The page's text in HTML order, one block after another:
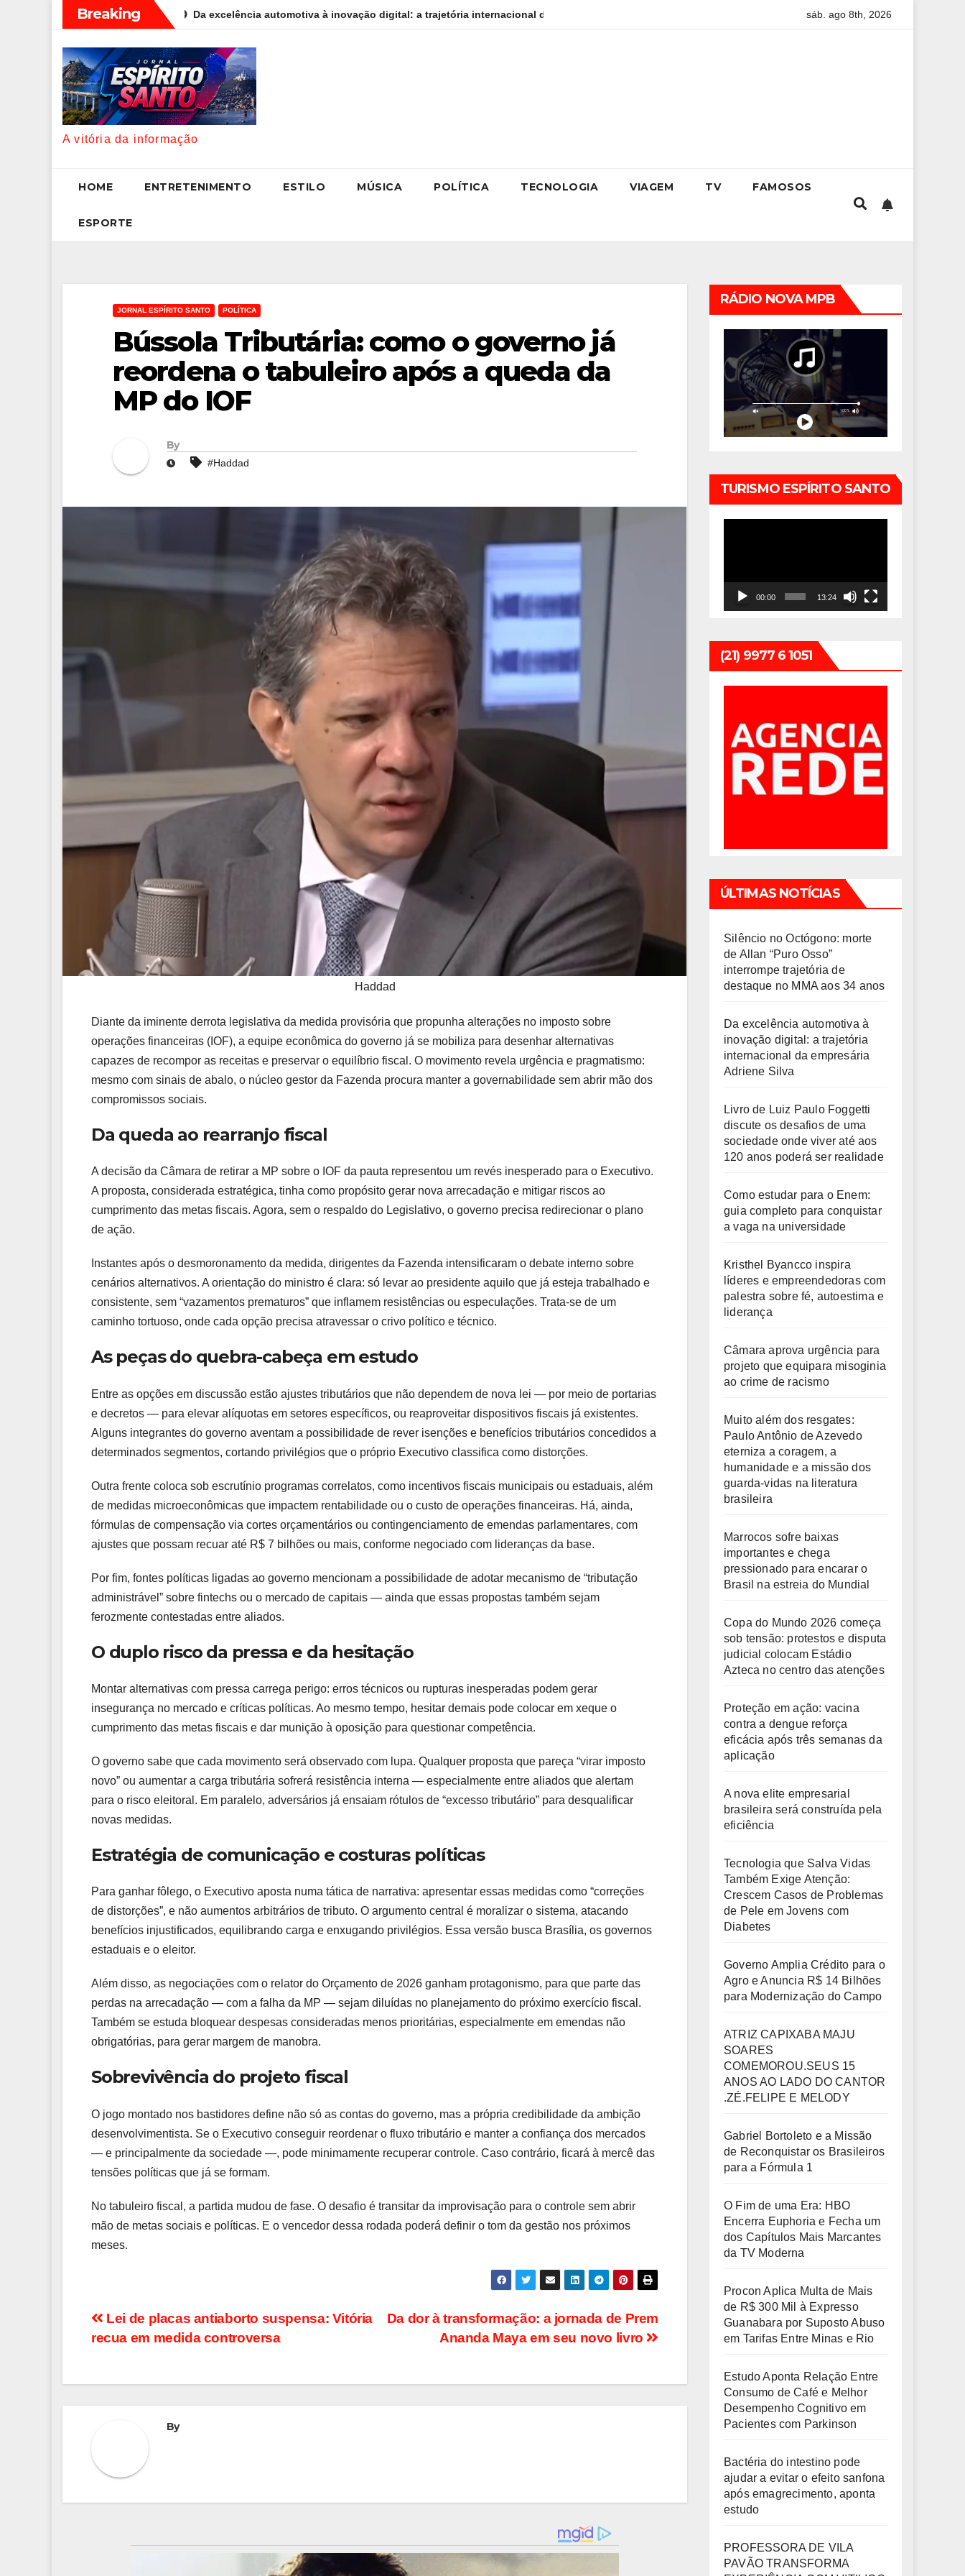
BreakingDa excelência automotiva à inovação digital: a trajetória internacional da empresária Adriene Silva Livro de Luiz Paulo Foggetti discute os desafios de uma sociedade
sáb. ago 8th, 2026
A vitória da informação
HOME ENTRETENIMENTO ESTILO MÚSICA POLÍTICA TECNOLOGIA VIAGEM TV FAMOSOS
ESPORTE
JORNAL ESPÍRITO SANTO POLÍTICA
Bússola Tributária: como o governo já
reordena o tabuleiro após a queda da
MP do IOF
By
#Haddad
Haddad
Diante da iminente derrota legislativa da medida provisória que propunha alterações no imposto sobre
operações financeiras (IOF), a equipe econômica do governo já se mobiliza para desenhar alternativas
capazes de recompor as receitas e preservar o equilíbrio fiscal. O movimento revela urgência e pragmatismo:
mesmo com sinais de abalo, o núcleo gestor da Fazenda procura manter a governabilidade sem abrir mão dos
compromissos sociais.
Da queda ao rearranjo fiscal
A decisão da Câmara de retirar a MP sobre o IOF da pauta representou um revés inesperado para o Executivo.
A proposta, considerada estratégica, tinha como propósito gerar nova arrecadação e mitigar riscos ao
cumprimento das metas fiscais. Agora, sem o respaldo do Legislativo, o governo precisa redirecionar o plano
de ação.
Instantes após o desmoronamento da medida, dirigentes da Fazenda intensificaram o debate interno sobre
cenários alternativos. A orientação do ministro é clara: só levar ao presidente aquilo que já esteja trabalhado e
consistente, sem “vazamentos prematuros” que inflamem resistências ou especulações. Trata-se de um
caminho tortuoso, onde cada opção precisa atravessar o crivo político e técnico.
As peças do quebra-cabeça em estudo
Entre as opções em discussão estão ajustes tributários que não dependem de nova lei — por meio de portarias
e decretos — para elevar alíquotas em setores específicos, ou reaproveitar dispositivos fiscais já existentes.
Alguns integrantes do governo aventam a possibilidade de rever isenções e benefícios tributários concedidos a
determinados segmentos, cortando privilégios que o próprio Executivo classifica como distorções.
Outra frente coloca sob escrutínio programas correlatos, como incentivos fiscais municipais ou estaduais, além
de medidas microeconômicas que impactem rentabilidade ou o custo de operações financeiras. Há, ainda,
fórmulas de compensação via cortes orçamentários ou contingenciamento de emendas parlamentares, com
ajustes que possam recuar até R$ 7 bilhões ou mais, conforme negociado com lideranças da base.
Por fim, fontes políticas ligadas ao governo mencionam a possibilidade de adotar mecanismo de “tributação
administrável” sobre fintechs ou o mercado de capitais — ainda que essas propostas também sejam
ferozmente contestadas entre aliados.
O duplo risco da pressa e da hesitação
Montar alternativas com pressa carrega perigo: erros técnicos ou rupturas inesperadas podem gerar
insegurança no mercado e críticas políticas. Ao mesmo tempo, hesitar demais pode colocar em xeque o
cumprimento das metas fiscais e dar munição à oposição para questionar competência.
O governo sabe que cada movimento será observado com lupa. Qualquer proposta que pareça “virar imposto
novo” ou aumentar a carga tributária sofrerá resistência interna — especialmente entre aliados que alertam
para o risco eleitoral. Em paralelo, adversários já ensaiam rótulos de “excesso tributário” para desqualificar
novas medidas.
Estratégia de comunicação e costuras políticas
Para ganhar fôlego, o Executivo aposta numa tática de narrativa: apresentar essas medidas como “correções
de distorções”, e não aumentos arbitrários de tributo. O argumento central é moralizar o sistema, atacando
benefícios injustificados, equilibrando carga e enxugando privilégios. Essa versão busca Brasília, os governos
estaduais e o eleitor.
Além disso, as negociações com o relator do Orçamento de 2026 ganham protagonismo, para que parte das
perdas na arrecadação — com a falha da MP — sejam diluídas no planejamento do próximo exercício fiscal.
Também se estuda bloquear despesas consideradas menos prioritárias, especialmente em emendas não
obrigatórias, para gerar margem de manobra.
Sobrevivência do projeto fiscal
O jogo montado nos bastidores define não só as contas do governo, mas a própria credibilidade da ambição
desenvolvimentista. Se o Executivo conseguir reordenar o fluxo tributário e manter a confiança dos mercados
— e principalmente da sociedade —, pode minimamente recuperar controle. Caso contrário, ficará à mercê das
tensões políticas que já se formam.
No tabuleiro fiscal, a partida mudou de fase. O desafio é transitar da improvisação para o controle sem abrir
mão de metas sociais e políticas. E o vencedor dessa rodada poderá definir o tom da gestão nos próximos
meses.
Navegação
Post
Da dor à transformação: a jornada de Prem
Ananda Maya em seu novo livro
Lei de placas antiaborto suspensa: Vitória
recua em medida controversa
By
RÁDIO NOVA MPB
TURISMO ESPÍRITO SANTO
00:00 13:24
(21) 9977 6 1051
ÚLTIMAS NOTÍCIAS
Silêncio no Octógono: morte
de Allan “Puro Osso”
interrompe trajetória de
destaque no MMA aos 34 anos
Da excelência automotiva à
inovação digital: a trajetória
internacional da empresária
Adriene Silva
Livro de Luiz Paulo Foggetti
discute os desafios de uma
sociedade onde viver até aos
120 anos poderá ser realidade
Como estudar para o Enem:
guia completo para conquistar
a vaga na universidade
Kristhel Byancco inspira
líderes e empreendedoras com
palestra sobre fé, autoestima e
liderança
Câmara aprova urgência para
projeto que equipara misoginia
ao crime de racismo
Muito além dos resgates:
Paulo Antônio de Azevedo
eterniza a coragem, a
humanidade e a missão dos
guarda-vidas na literatura
brasileira
Marrocos sofre baixas
importantes e chega
pressionado para encarar o
Brasil na estreia do Mundial
Copa do Mundo 2026 começa
sob tensão: protestos e disputa
judicial colocam Estádio
Azteca no centro das atenções
Proteção em ação: vacina
contra a dengue reforça
eficácia após três semanas da
aplicação
A nova elite empresarial
brasileira será construída pela
eficiência
Tecnologia que Salva Vidas
Também Exige Atenção:
Crescem Casos de Problemas
de Pele em Jovens com
Diabetes
Governo Amplia Crédito para o
Agro e Anuncia R$ 14 Bilhões
para Modernização do Campo
ATRIZ CAPIXABA MAJU
SOARES
COMEMOROU.SEUS 15
ANOS AO LADO DO CANTOR
.ZÉ.FELIPE E MELODY
Gabriel Bortoleto e a Missão
de Reconquistar os Brasileiros
para a Fórmula 1
O Fim de uma Era: HBO
Encerra Euphoria e Fecha um
dos Capítulos Mais Marcantes
da TV Moderna
Procon Aplica Multa de Mais
de R$ 300 Mil à Expresso
Guanabara por Suposto Abuso
em Tarifas Entre Minas e Rio
Estudo Aponta Relação Entre
Consumo de Café e Melhor
Desempenho Cognitivo em
Pacientes com Parkinson
Bactéria do intestino pode
ajudar a evitar o efeito sanfona
após emagrecimento, aponta
estudo
PROFESSORA DE VILA
PAVÃO TRANSFORMA